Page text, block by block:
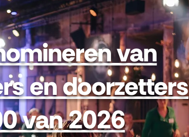
van
en doorzetters
van 2026